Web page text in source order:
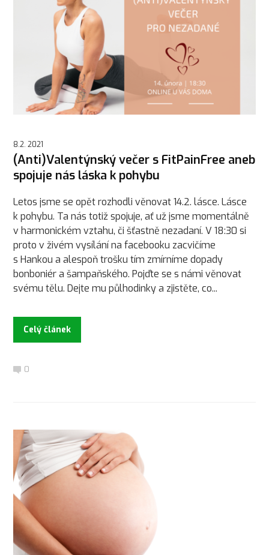
8.2. 2021
(Anti)Valentýnský večer s FitPainFree aneb
spojuje nás láska k pohybu
Letos jsme se opět rozhodli věnovat 14.2. lásce. Lásce
k pohybu. Ta nás totiž spojuje, ať už jsme momentálně
v harmonickém vztahu, či šťastně nezadaní. V 18:30 si
proto v živém vysílání na facebooku zacvičíme
s Hankou a alespoň trošku tím zmírníme dopady
bonboniér a šampaňského. Pojďte se s námi věnovat
svému tělu. Dejte mu půlhodinky a zjistěte, co...
Celý článek
0